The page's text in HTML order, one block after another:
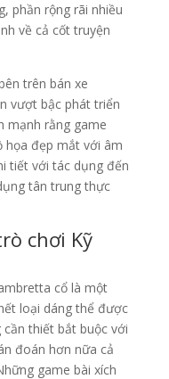
phần rộng rãi nhiều
về cả cốt truyện
trên bán xe
vượt bậc phát triển
mạnh rằng game
đẹp mắt với âm
tiết với tác dụng đến
tân trung thực
chơi Kỹ
cổ là một
loại dáng thể được
thiết bắt buộc với
đoán hơn nữa cả
game bài xích